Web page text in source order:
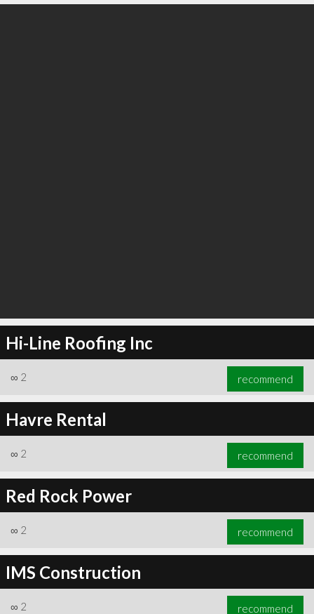
Hi-Line Roofing Inc
∞ 2 recommend
Havre Rental
∞ 2 recommend
Red Rock Power
∞ 2 recommend
IMS Construction
∞ 2 recommend